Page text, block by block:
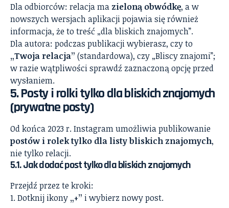
Dla odbiorców: relacja ma zieloną obwódkę, a w
nowszych wersjach aplikacji pojawia się również
informacja, że to treść „dla bliskich znajomych”.
Dla autora: podczas publikacji wybierasz, czy to
„Twoja relacja” (standardowa), czy „Bliscy znajomi”;
w razie wątpliwości sprawdź zaznaczoną opcję przed
wysłaniem.
5. Posty i rolki tylko dla bliskich znajomych
(prywatne posty)
Od końca 2023 r. Instagram umożliwia publikowanie
postów i rolek tylko dla listy bliskich znajomych,
nie tylko relacji.
5.1. Jak dodać post tylko dla bliskich znajomych
Przejdź przez te kroki:
Dotknij ikony „+” i wybierz nowy post.